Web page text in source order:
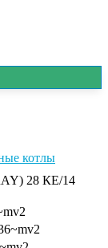
котлы
28 КE/14